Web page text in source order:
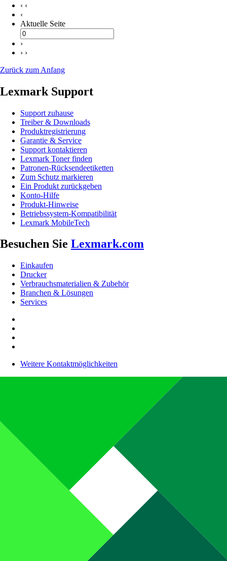
‹ ‹
‹
Aktuelle Seite
›
› ›
Zurück zum Anfang
Lexmark Support
Support zuhause
Treiber & Downloads
Produktregistrierung
Garantie & Service
Support kontaktieren
Lexmark Toner finden
Patronen-Rücksendeetiketten
Zum Schutz markieren
Ein Produkt zurückgeben
Konto-Hilfe
Produkt-Hinweise
Betriebssystem-Kompatibilität
Lexmark MobileTech
Besuchen Sie Lexmark.com
Einkaufen
Drucker
Verbrauchsmaterialien & Zubehör
Branchen & Lösungen
Services
Weitere Kontaktmöglichkeiten